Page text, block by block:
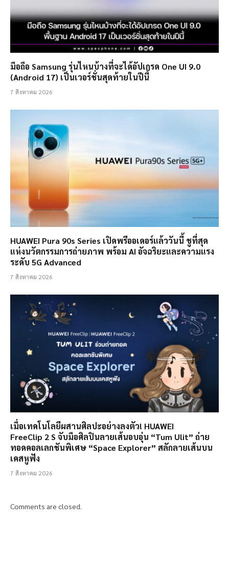
มือถือ Samsung รุ่นไหนบ้างที่จะได้อัปเกรด One UI 9.0
(Android 17) เป็นเวอร์ชั่นสุดท้ายในปีนี้
7 สิงหาคม 2026
HUAWEI Pura 90s Series เปิดพรีออเดอร์แล้ววันนี้ ชูที่สุด
แห่งนวัตกรรมการถ่ายภาพ พร้อม AI อัจฉริยะและความแรง
ระดับ 5G Advanced
7 สิงหาคม 2026
เมื่อเทคโนโลยีผสานศิลปะอย่างลงตัว! HUAWEI
FreeClip 2 S จับมือศิลปินลายเส้นอบอุ่น “Tum Ulit” ถ่าย
ทอดคอลเลกชันพิเศษ “Space Explorer” สลักลายเส้นบน
เคสหูฟัง
7 สิงหาคม 2026
Comments are closed.